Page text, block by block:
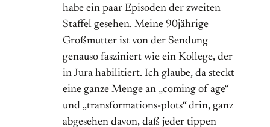
habe ein paar Episoden der zweiten
Staffel gesehen. Meine 90jährige
Großmutter ist von der Sendung
genauso fasziniert wie ein Kollege, der
in Jura habilitiert. Ich glaube, da steckt
eine ganze Menge an „coming of age“
und „transformations-plots“ drin, ganz
abgesehen davon, daß jeder tippen